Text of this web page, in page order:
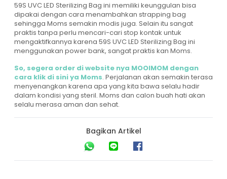
59S UVC LED Sterilizing Bag ini memiliki keunggulan bisa
dipakai dengan cara menambahkan strapping bag
sehingga Moms semakin modis juga. Selain itu sangat
praktis tanpa perlu mencari-cari stop kontak untuk
mengaktifkannya karena 59S UVC LED Sterilizing Bag ini
menggunakan power bank, sangat praktis kan Moms.
So, segera order di website nya MOOIMOM dengan
cara klik di sini ya Moms. Perjalanan akan semakin terasa
menyenangkan karena apa yang kita bawa selalu hadir
dalam kondisi yang steril. Moms dan calon buah hati akan
selalu merasa aman dan sehat.
Bagikan Artikel